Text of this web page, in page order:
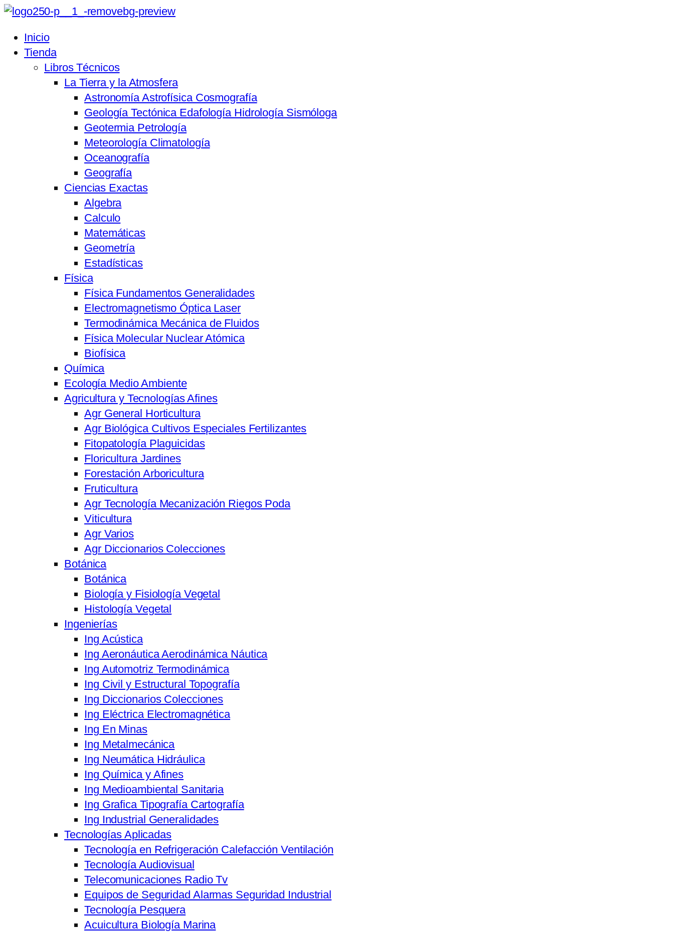
Inicio
Tienda
Libros Técnicos
La Tierra y la Atmosfera
Astronomía Astrofísica Cosmografía
Geología Tectónica Edafología Hidrología Sismóloga
Geotermia Petrología
Meteorología Climatología
Oceanografía
Geografía
Ciencias Exactas
Algebra
Calculo
Matemáticas
Geometría
Estadísticas
Física
Física Fundamentos Generalidades
Electromagnetismo Óptica Laser
Termodinámica Mecánica de Fluidos
Física Molecular Nuclear Atómica
Biofísica
Química
Ecología Medio Ambiente
Agricultura y Tecnologías Afines
Agr General Horticultura
Agr Biológica Cultivos Especiales Fertilizantes
Fitopatología Plaguicidas
Floricultura Jardines
Forestación Arboricultura
Fruticultura
Agr Tecnología Mecanización Riegos Poda
Viticultura
Agr Varios
Agr Diccionarios Colecciones
Botánica
Botánica
Biología y Fisiología Vegetal
Histología Vegetal
Ingenierías
Ing Acústica
Ing Aeronáutica Aerodinámica Náutica
Ing Automotriz Termodinámica
Ing Civil y Estructural Topografía
Ing Diccionarios Colecciones
Ing Eléctrica Electromagnética
Ing En Minas
Ing Metalmecánica
Ing Neumática Hidráulica
Ing Química y Afines
Ing Medioambiental Sanitaria
Ing Grafica Tipografía Cartografía
Ing Industrial Generalidades
Tecnologías Aplicadas
Tecnología en Refrigeración Calefacción Ventilación
Tecnología Audiovisual
Telecomunicaciones Radio Tv
Equipos de Seguridad Alarmas Seguridad Industrial
Tecnología Pesquera
Acuicultura Biología Marina